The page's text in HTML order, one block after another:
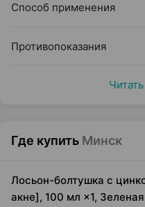
Способ применения
Противопоказания
Где купить Минск
Лосьон-болтушка с
акне], 100 мл ×1,